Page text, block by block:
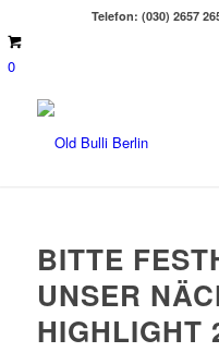
Telefon: (030) 2657
0
BITTE
UNSER
HIGHLIGHT